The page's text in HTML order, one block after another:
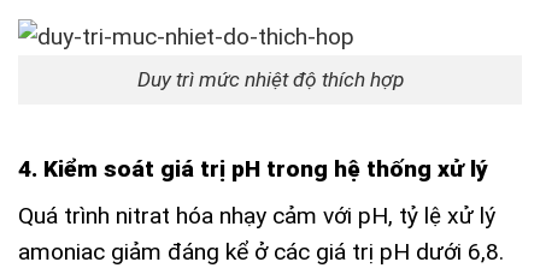
Duy trì mức nhiệt độ thích hợp
4. Kiểm soát giá trị pH trong hệ thống xử lý
Quá trình nitrat hóa nhạy cảm với pH, tỷ lệ xử lý
amoniac giảm đáng kể ở các giá trị pH dưới 6,8.